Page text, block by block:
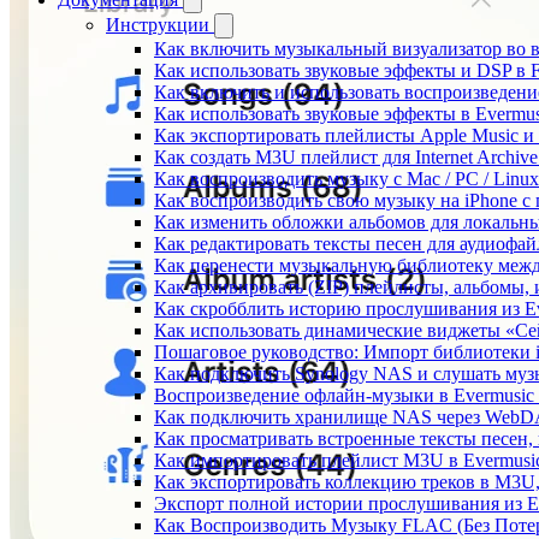
Инструкции
Как включить музыкальный визуализатор во
Как использовать звуковые эффекты и DSP в
Как включить и использовать
Как использовать звуковые эффекты в
Как экспортировать плейлисты Apple Music
Как создать M3U плейлист для Internet
Как воспроизводить музыку с Mac / PC /
Как воспроизводить свою музыку на iPhone
Как изменить обложки альбомов для
Как редактировать тексты песен для
Как перенести музыкальную библиотеку
Как архивировать (ZIP) плейлисты, альбомы,
Как скробблить историю прослушивания из
Как использовать динамические виджеты
Пошаговое руководство: Импорт библиотеки
Как подключить Synology NAS и слушать
Воспроизведение офлайн-музыки в
Как подключить хранилище NAS через
Как просматривать встроенные тексты
Как импортировать плейлист M3U в
Как экспортировать коллекцию треков в
Экспорт полной истории прослушивания из
Как Воспроизводить Музыку FLAC (Без